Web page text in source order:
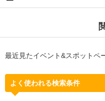
最近見たイベント&スポットペ
よく使われる検索条件